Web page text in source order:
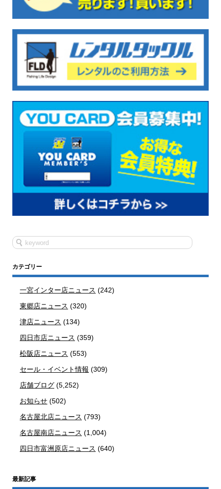
カテゴリー
一宮インター店ニュース (242)
東郷店ニュース (320)
津店ニュース (134)
四日市店ニュース (359)
松阪店ニュース (553)
セール・イベント情報 (309)
店舗ブログ (5,252)
お知らせ (502)
名古屋北店ニュース (793)
名古屋南店ニュース (1,004)
四日市富洲原店ニュース (640)
最新記事